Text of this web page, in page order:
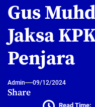
Gus
Jaksa
Penjara
Admin 09/12/2024
Share
Read Time: